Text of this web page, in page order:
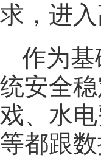
求，进入
作为基
统安全
戏、水
等都跟